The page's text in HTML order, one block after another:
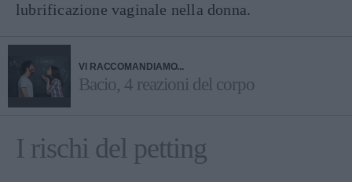
lubrificazione vaginale nella donna.
VI RACCOMANDIAMO...
Bacio, 4 reazioni del corpo
I rischi del petting